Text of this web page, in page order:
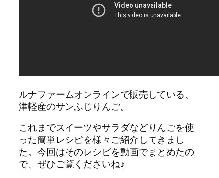
ルナファームオンラインで販売している、
津軽産のサンふじりんご。
これまでスイーツやサラダなどりんごを使
った簡単レシピを様々ご紹介してきまし
た。今回はそのレシピを動画でまとめたの
で、ぜひご覧くださいね♪